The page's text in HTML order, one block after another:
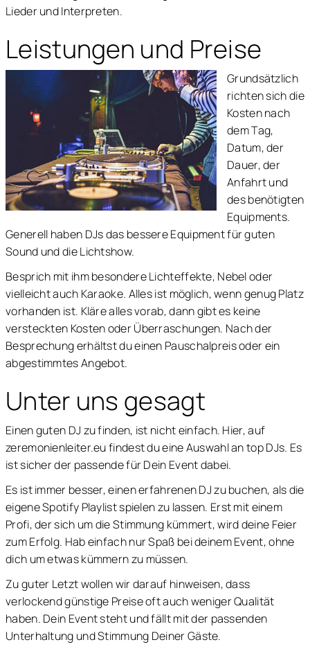
Lieder und Interpreten.
Leistungen und Preise
Grundsätzlich
richten sich die
Kosten nach
dem Tag,
Datum, der
Dauer, der
Anfahrt und
des benötigten
Equipments.
Generell haben DJs das bessere Equipment für guten
Sound und die Lichtshow.
Besprich mit ihm besondere Lichteffekte, Nebel oder
vielleicht auch Karaoke. Alles ist möglich, wenn genug Platz
vorhanden ist. Kläre alles vorab, dann gibt es keine
versteckten Kosten oder Überraschungen. Nach der
Besprechung erhältst du einen Pauschalpreis oder ein
abgestimmtes Angebot.
Unter uns gesagt
Einen guten DJ zu finden, ist nicht einfach. Hier, auf
zeremonienleiter.eu findest du eine Auswahl an top DJs. Es
ist sicher der passende für Dein Event dabei.
Es ist immer besser, einen erfahrenen DJ zu buchen, als die
eigene Spotify Playlist spielen zu lassen. Erst mit einem
Profi, der sich um die Stimmung kümmert, wird deine Feier
zum Erfolg. Hab einfach nur Spaß bei deinem Event, ohne
dich um etwas kümmern zu müssen.
Zu guter Letzt wollen wir darauf hinweisen, dass
verlockend günstige Preise oft auch weniger Qualität
haben. Dein Event steht und fällt mit der passenden
Unterhaltung und Stimmung Deiner Gäste.